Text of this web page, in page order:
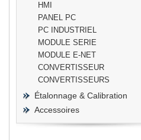
HMI
PANEL PC
PC INDUSTRIEL
MODULE SERIE
MODULE E-NET
CONVERTISSEUR
CONVERTISSEURS
Étalonnage & Calibration
Accessoires